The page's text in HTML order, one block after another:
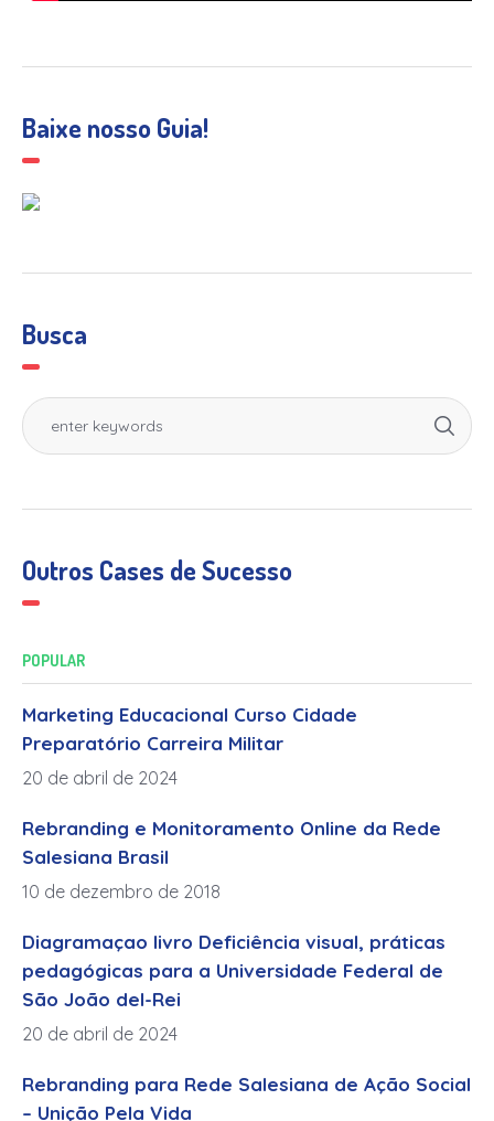
Baixe nosso Guia!
Busca
Outros Cases de Sucesso
POPULAR
Marketing Educacional Curso Cidade
Preparatório Carreira Militar
20 de abril de 2024
Rebranding e Monitoramento Online da Rede
Salesiana Brasil
10 de dezembro de 2018
Diagramaçao livro Deficiência visual, práticas
pedagógicas para a Universidade Federal de
São João del-Rei
20 de abril de 2024
Rebranding para Rede Salesiana de Ação Social
– Unição Pela Vida